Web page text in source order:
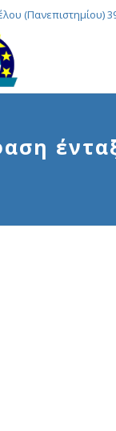
(Πανεπιστημίου)